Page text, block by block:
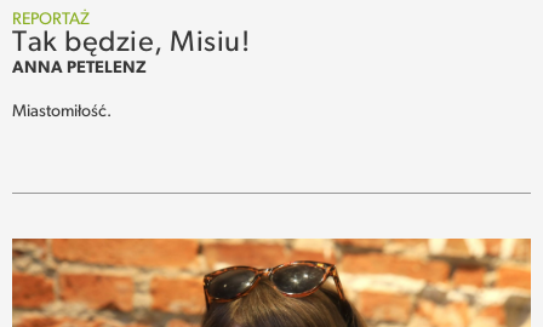
REPORTAŻ
Tak będzie, Misiu!
ANNA PETELENZ
Miastomiłość.